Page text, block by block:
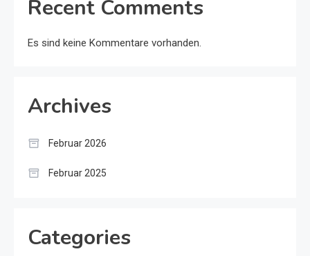
Recent Comments
Es sind keine Kommentare vorhanden.
Archives
Februar 2026
Februar 2025
Categories